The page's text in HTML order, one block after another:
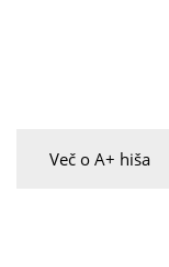
Več o A+ hiša